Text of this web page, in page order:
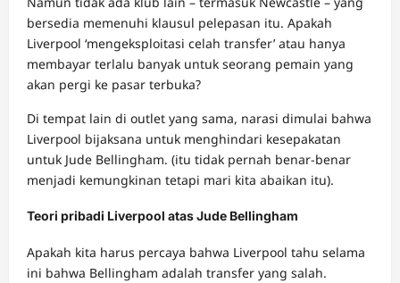
bersedia memenuhi klausul pelepasan itu. Apakah
Liverpool ‘mengeksploitasi celah transfer’ atau hanya
membayar terlalu banyak untuk seorang pemain yang
akan pergi ke pasar terbuka?
Di tempat lain di outlet yang sama, narasi dimulai bahwa
Liverpool bijaksana untuk menghindari kesepakatan
untuk Jude Bellingham. (itu tidak pernah benar-benar
menjadi kemungkinan tetapi mari kita abaikan itu).
Teori pribadi Liverpool atas Jude Bellingham
Apakah kita harus percaya bahwa Liverpool tahu selama
ini bahwa Bellingham adalah transfer yang salah.